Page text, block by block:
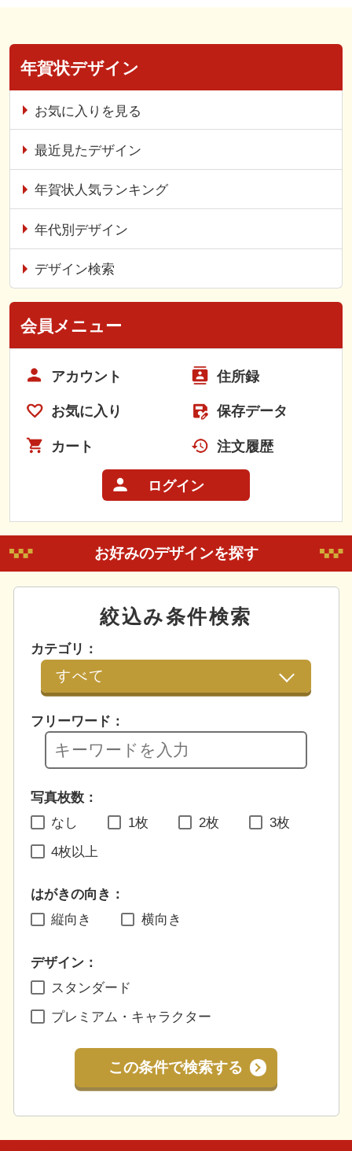
年賀状デザイン
お気に入りを見る
最近見たデザイン
年賀状人気ランキング
年代別デザイン
デザイン検索
会員メニュー
アカウント 住所録
お気に入り 保存データ
カート 注文履歴
ログイン
お好みのデザインを探す
絞込み条件検索
カテゴリ：
フリーワード：
写真枚数：
なし
1枚 2枚 3枚
4枚以上
はがきの向き：
縦向き
横向き
デザイン：
スタンダード
プレミアム・キャラクター
この条件で検索する